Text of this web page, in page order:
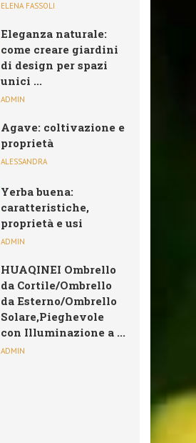
ELENA FASSOLI
Eleganza naturale:
come creare giardini
di design per spazi
unici ...
ADMIN
Agave: coltivazione e
proprietà
ALESSANDRA
Yerba buena:
caratteristiche,
proprietà e usi
ADMIN
HUAQINEI Ombrello
da Cortile/Ombrello
da Esterno/Ombrello
Solare,Pieghevole
con Illuminazione a ...
ADMIN